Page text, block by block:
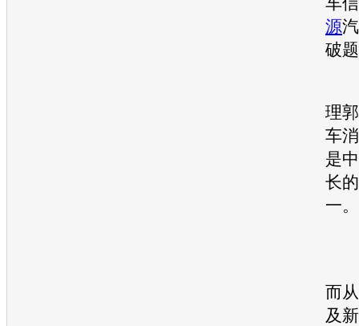
源
破
理
车
是
长
一。
而
及